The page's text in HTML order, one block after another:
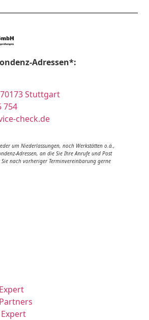
Adressen*:
Stuttgart
754
check.de
um Niederlassungen, noch Werkstätten o.ä.,
Adressen, an die Sie Ihre Anrufe und Post
nach vorheriger Terminvereinbarung gerne